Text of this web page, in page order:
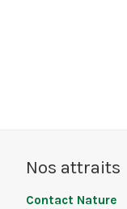
Nos attraits
Contact Nature